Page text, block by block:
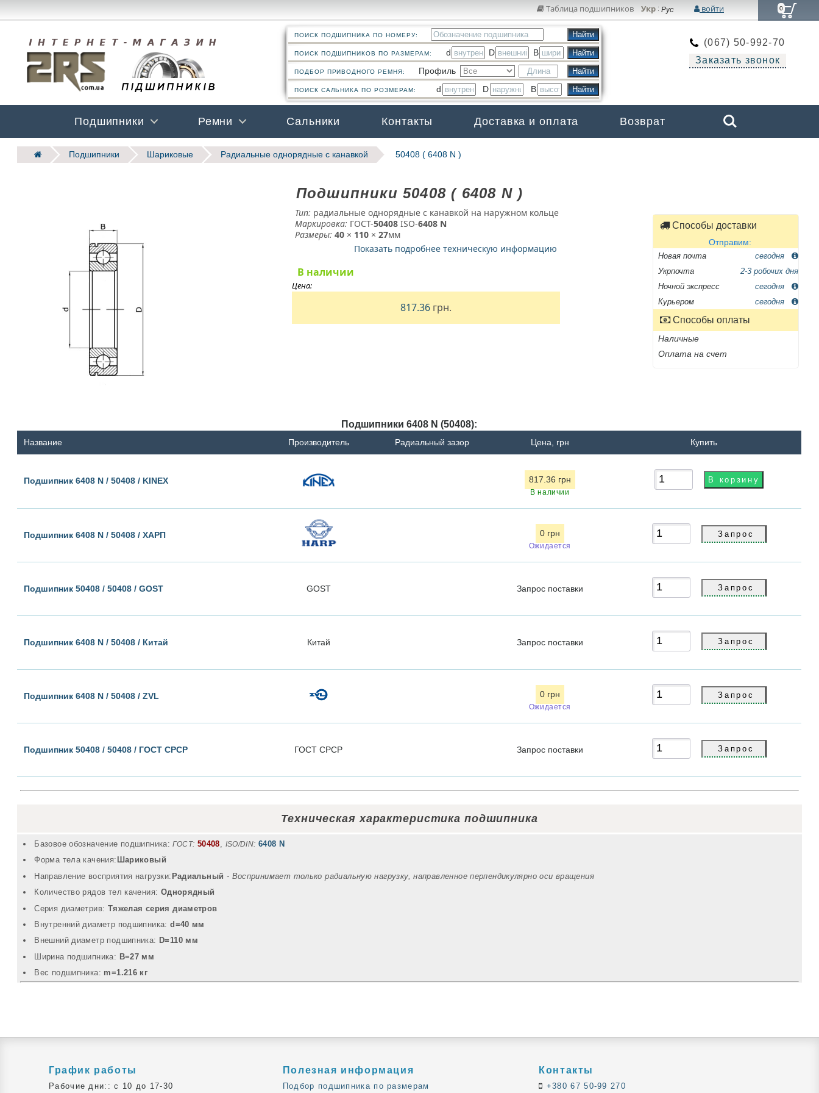
Таблица подшипников Укр: Рус войти
(067) 50-992-70
Заказать звонок
ПОИСК ПОДШИПНИКА ПО НОМЕРУ:
ПОИСК ПОДШИПНИКОВ ПО РАЗМЕРАМ: d D B
ПОДБОР ПРИВОДНОГО РЕМНЯ: Профиль
ПОИСК САЛЬНИКА ПО РОЗМЕРАМ: d D B
Подшипники Ремни Сальники Контакты Доставка и оплата Возврат
Search
0
Подшипники Шариковые Радиальные однорядные c канавкой 50408 ( 6408 N )
Подшипники 50408 ( 6408 N )
Тип: радиальные однорядные с канавкой на наружном кольце
Маркировка: ГОСТ-50408­ ISO-6408 N
Размеры: 40× 110× 27мм
Показать подробнее техническую информацию
В наличии
Цена:
817.36 грн.
Способы доставки
Отправим:
Новая почта
сегодня
Укрпочта
2-3 робочих дня
Ночной экспресс
сегодня
Курьером
сегодня
Способы оплаты
Наличные
Оплата на счет
Подшипники 6408 N (50408):
Название Производитель Радиальный зазор Цена, грн Купить
Подшипник 6408 N / 50408 / KINEX 817.36 грн
В наличии
Подшипник 6408 N / 50408 / ХАРП 0 грн
Ожидается
Подшипник 50408 / 50408 / GOST GOST Запрос поставки
Подшипник 6408 N / 50408 / Китай Китай Запрос поставки
Подшипник 6408 N / 50408 / ZVL 0 грн
Ожидается
Подшипник 50408 / 50408 / ГОСТ СРСР ГОСТ СРСР Запрос поставки
Техническая характеристика подшипника
Базовое обозначение подшипника: ГОСТ: 50408, ISO/DIN: 6408 N
Форма тела качения: Шариковый
Направление восприятия нагрузки: Радиальный - Воспринимает только радиальную нагрузку, направленное перпендикулярно оси вращения
Количество рядов тел качения: Однорядный
Серия диаметрив: Тяжелая серия диаметров
Внутренний диаметр подшипника:d=40 мм
Внешний диаметр подшипника: D=110 мм
Ширина подшипника: B=27 мм
Вec подшипника: m=1.216 кг
График работы
Рабочие дни:: c 10 до 17-30
Полезная информация
Подбор подшипника по размерам
Контакты
+380 67 50-99 270